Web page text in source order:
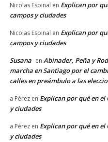
Nicolas Espinal en Explican por
campos y ciudades
Nicolas Espinal en Explican por
campos y ciudades
Susana en Abinader, Peña y
marcha en Santiago por el
calles en preámbulo a las
a Pérez en Explican por qué en el
y ciudades
a Pérez en Explican por qué en el
y ciudades